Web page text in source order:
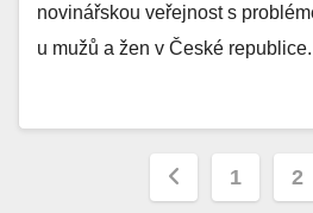
novinářskou veřejnost s
u mužů a žen v České
Posts
1 2